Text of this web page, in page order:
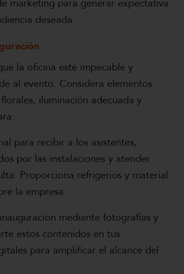
marketing para generar expectativa
deseada.
la oficina esté impecable y
al evento. Considera elementos
iluminación adecuada y
para recibir a los asistentes,
por las instalaciones y atender
Proporciona refrigerios y material
la empresa.
mediante fotografías y
estos contenidos en tus
para amplificar el alcance del